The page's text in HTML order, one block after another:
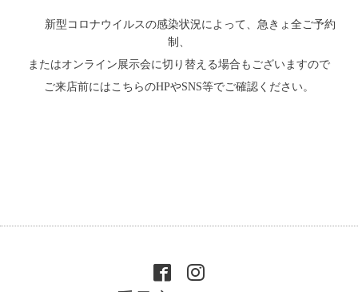
新型コロナウイルスの感染状況によって、急きょ全ご予約
制、
またはオンライン展示会に切り替える場合もございますので
ご来店前にはこちらのHPやSNS等でご確認ください。